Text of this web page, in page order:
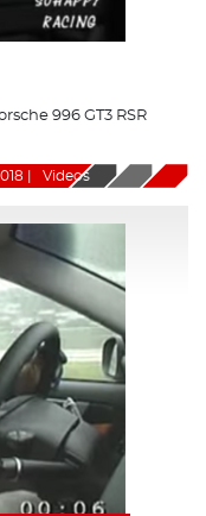
996 GT3 RSR
Videos